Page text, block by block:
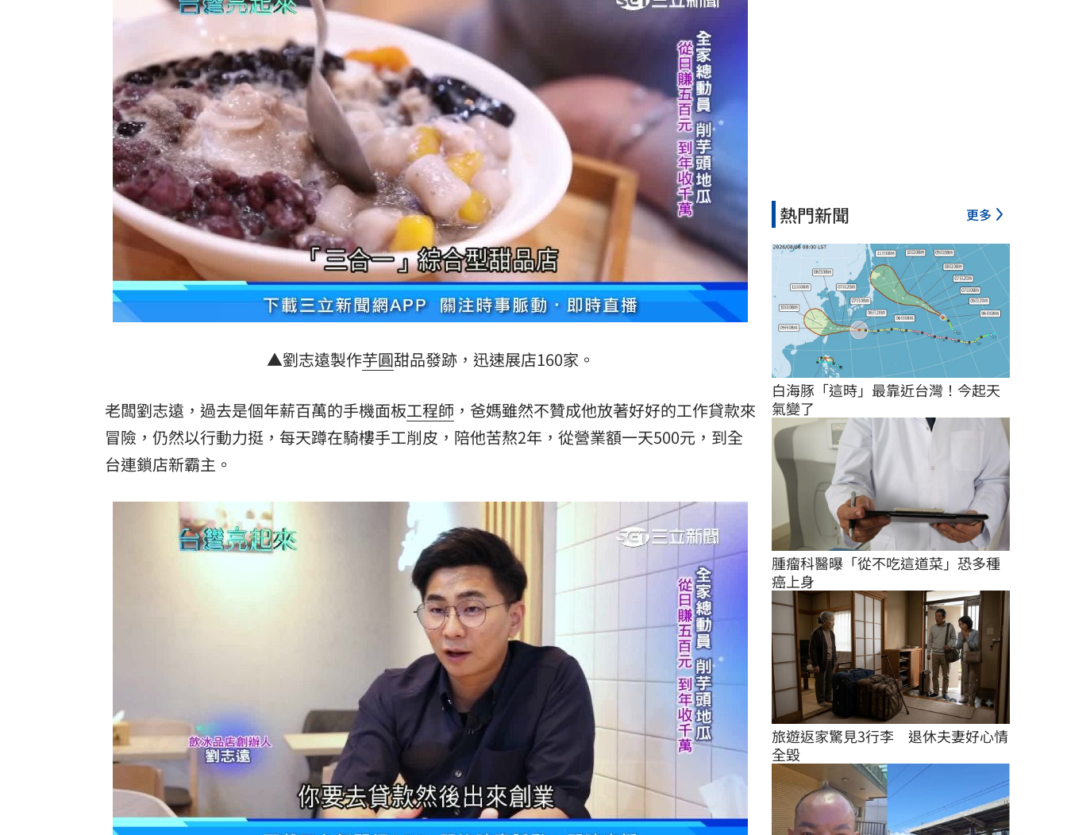
▲劉志遠製作芋圓甜品發跡，迅速展店160家。
老闆劉志遠，過去是個年薪百萬的手機面板工程師 ，爸媽雖然不贊成他放著好好的工作貸款來
冒險，仍然以行動力挺，每天蹲在騎樓手工削皮，陪他苦熬2年，從營業額一天500元，到全
台連鎖店新霸主。
熱門新聞 更多
白海豚「這時」最靠近台灣！今起天
氣變了
腫瘤科醫曝「從不吃這道菜」恐多種
癌上身
旅遊返家驚見3行李　退休夫妻好心情
全毀